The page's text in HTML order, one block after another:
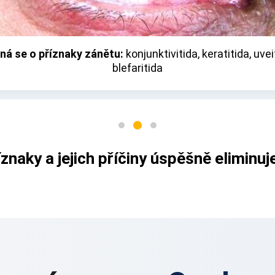
suchého oka
se o příznaky zánětu: konjunktivitida, keratitida,
blefaritida
Snížení ostrosti
a jejich příčiny úspěšně